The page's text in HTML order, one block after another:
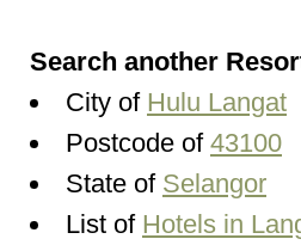
Search another
City of Hulu Langat
Postcode of 43100
State of Selangor
List of Hotels in